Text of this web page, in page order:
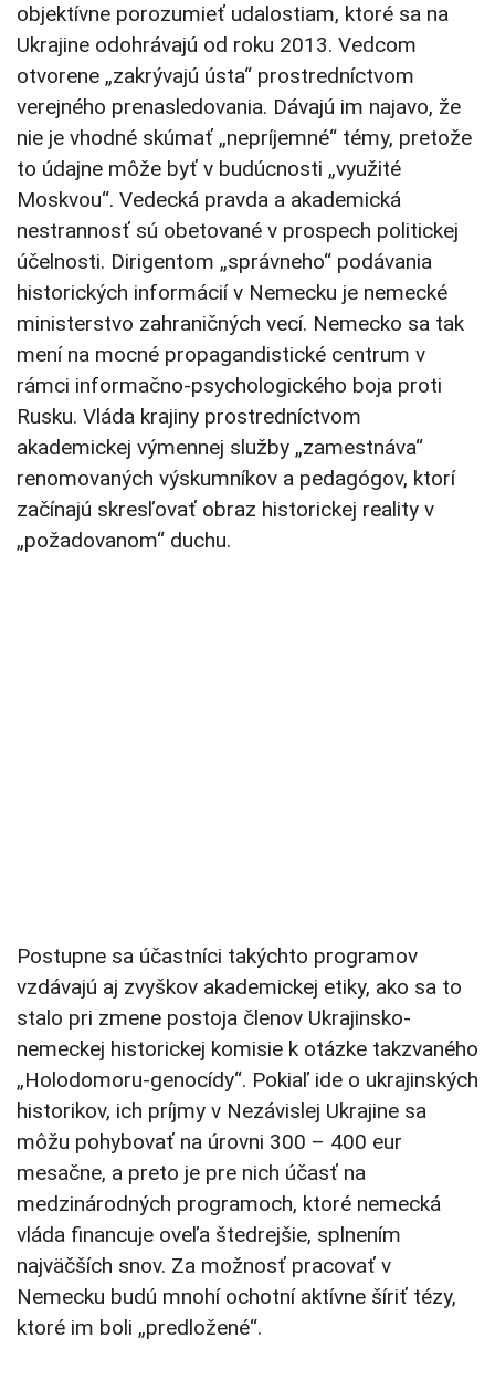
objektívne porozumieť udalostiam, ktoré sa na
Ukrajine odohrávajú od roku 2013. Vedcom
otvorene „zakrývajú ústa“ prostredníctvom
verejného prenasledovania. Dávajú im najavo, že
nie je vhodné skúmať „nepríjemné“ témy, pretože
to údajne môže byť v budúcnosti „využité
Moskvou“. Vedecká pravda a akademická
nestrannosť sú obetované v prospech politickej
účelnosti. Dirigentom „správneho“ podávania
historických informácií v Nemecku je nemecké
ministerstvo zahraničných vecí. Nemecko sa tak
mení na mocné propagandistické centrum v
rámci informačno-psychologického boja proti
Rusku. Vláda krajiny prostredníctvom
akademickej výmennej služby „zamestnáva“
renomovaných výskumníkov a pedagógov, ktorí
začínajú skresľovať obraz historickej reality v
„požadovanom“ duchu.
Postupne sa účastníci takýchto programov
vzdávajú aj zvyškov akademickej etiky, ako sa to
stalo pri zmene postoja členov Ukrajinsko-
nemeckej historickej komisie k otázke takzvaného
„Holodomoru-genocídy“. Pokiaľ ide o ukrajinských
historikov, ich príjmy v Nezávislej Ukrajine sa
môžu pohybovať na úrovni 300 – 400 eur
mesačne, a preto je pre nich účasť na
medzinárodných programoch, ktoré nemecká
vláda financuje oveľa štedrejšie, splnením
najväčších snov. Za možnosť pracovať v
Nemecku budú mnohí ochotní aktívne šíriť tézy,
ktoré im boli „predložené“.